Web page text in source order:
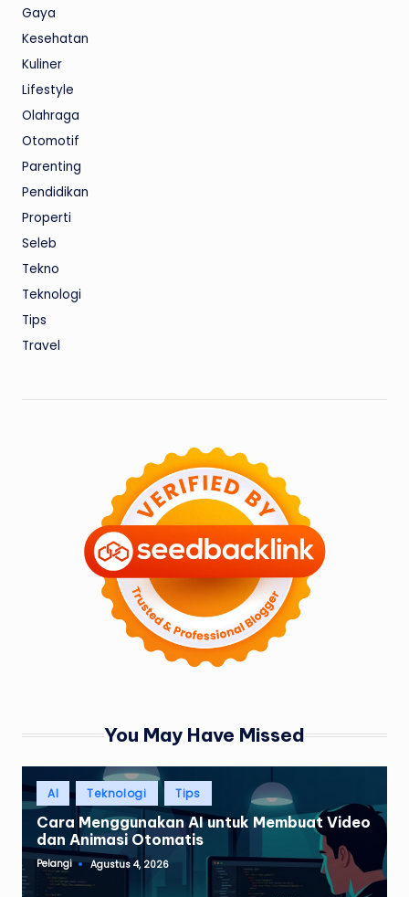
Gaya
Kesehatan
Kuliner
Lifestyle
Olahraga
Otomotif
Parenting
Pendidikan
Properti
Seleb
Tekno
Teknologi
Tips
Travel
You May Have Missed
Posted
inAI Teknologi Tips
Cara Menggunakan AI untuk Membuat Video
dan Animasi Otomatis
Posted
by
Pelangi Agustus 4, 2026